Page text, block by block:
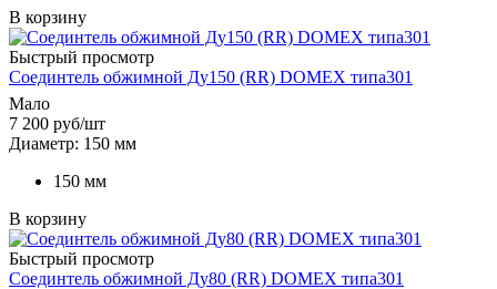
В корзину
Быстрый просмотр
Соединтель обжимной Ду150 (RR) DOMEX типа301
Мало
7 200 руб/шт
Диаметр: 150 мм
150 мм
В корзину
Быстрый просмотр
Соединтель обжимной Ду80 (RR) DOMEX типа301